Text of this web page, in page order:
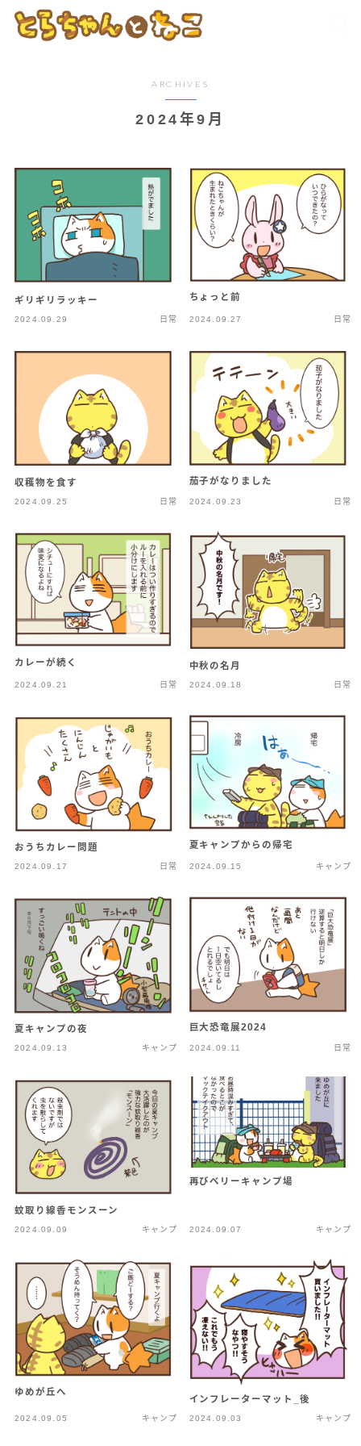
ARCHIVES
2024年9月
ギリギリラッキー
2024.09.29 日常
ちょっと前
2024.09.27 日常
収穫物を食す
2024.09.25 日常
茄子がなりました
2024.09.23 日常
カレーが続く
2024.09.21 日常
中秋の名月
2024.09.18 日常
おうちカレー問題
2024.09.17 日常
夏キャンプからの帰宅
2024.09.15 キャンプ
夏キャンプの夜
2024.09.13 キャンプ
巨大恐竜展2024
2024.09.11 日常
蚊取り線香モンスーン
2024.09.09 キャンプ
再びベリーキャンプ場
2024.09.07 キャンプ
ゆめが丘へ
2024.09.05 キャンプ
インフレーターマット_後
2024.09.03 キャンプ